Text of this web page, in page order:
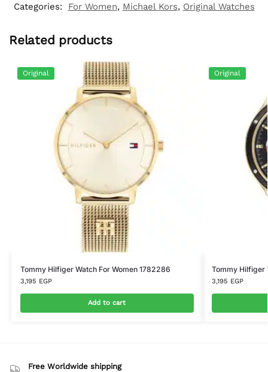
Categories:
For Women, Michael Kors, Original Watches
Related products
Original
Tommy Hilfiger Watch For Women 1782286
3,195 EGP
Add to cart
Original
Tommy Hilfiger
3,195 EGP
Free Worldwide shipping